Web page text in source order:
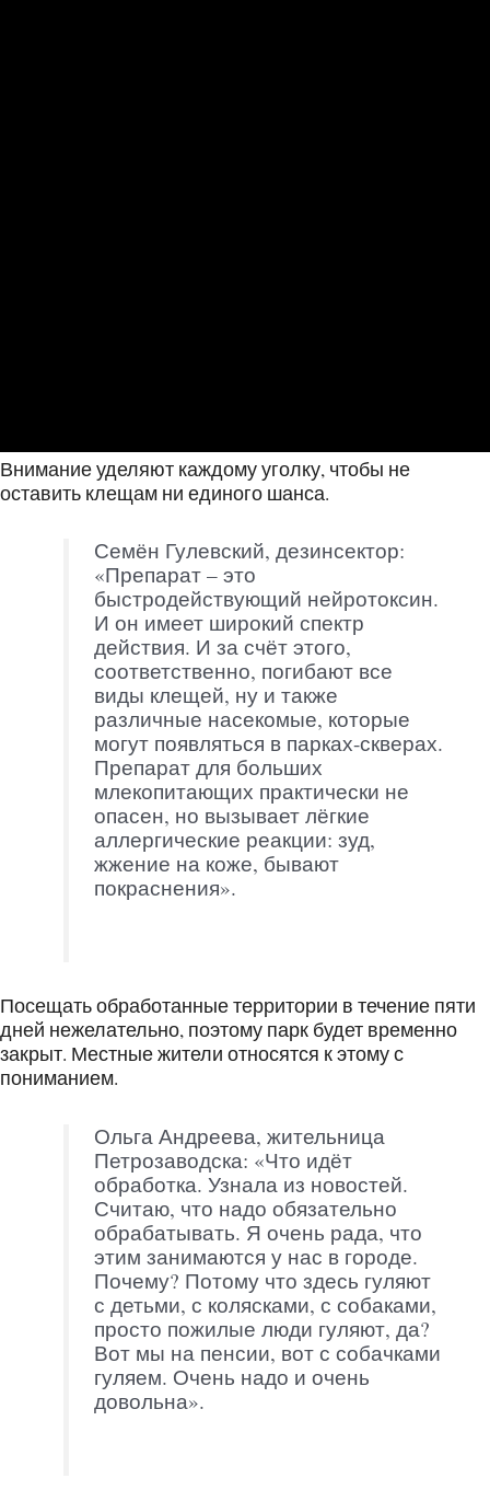
Внимание уделяют каждому уголку, чтобы не
оставить клещам ни единого шанса.
Семён Гулевский, дезинсектор:
«Препарат – это
быстродействующий нейротоксин.
И он имеет широкий спектр
действия. И за счёт этого,
соответственно, погибают все
виды клещей, ну и также
различные насекомые, которые
могут появляться в парках-скверах.
Препарат для больших
млекопитающих практически не
опасен, но вызывает лёгкие
аллергические реакции: зуд,
жжение на коже, бывают
покраснения».
Посещать обработанные территории в течение пяти
дней нежелательно, поэтому парк будет временно
закрыт. Местные жители относятся к этому с
пониманием.
Ольга Андреева, жительница
Петрозаводска: «Что идёт
обработка. Узнала из новостей.
Считаю, что надо обязательно
обрабатывать. Я очень рада, что
этим занимаются у нас в городе.
Почему? Потому что здесь гуляют
с детьми, с колясками, с собаками,
просто пожилые люди гуляют, да?
Вот мы на пенсии, вот с собачками
гуляем. Очень надо и очень
довольна».